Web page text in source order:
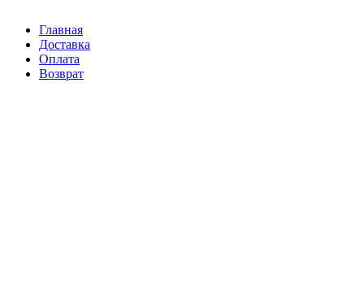
Главная
Доставка
Оплата
Возврат